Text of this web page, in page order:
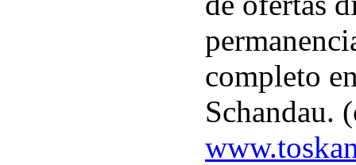
completo
Schandau.